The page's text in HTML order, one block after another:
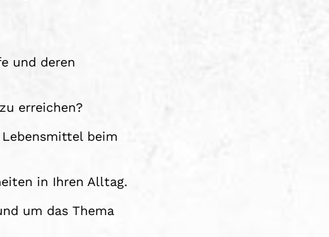
und deren
erreichen?
beim
in Ihren Alltag.
um das Thema